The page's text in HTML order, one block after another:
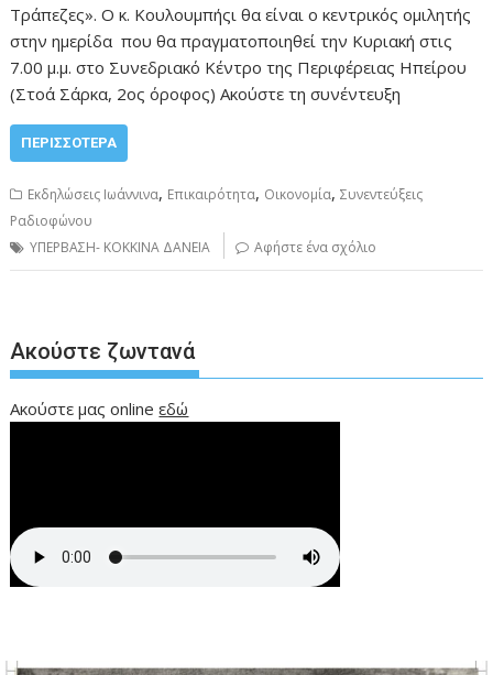
Τράπεζες». Ο κ. Κουλουμπήςι θα είναι ο κεντρικός ομιλητής
στην ημερίδα που θα πραγματοποιηθεί την Κυριακή στις
7.00 μ.μ. στο Συνεδριακό Κέντρο της Περιφέρειας Ηπείρου
(Στοά Σάρκα, 2ος όροφος) Ακούστε τη συνέντευξη
ΠΕΡΙΣΣΌΤΕΡΑ
Εκδηλώσεις Ιωάννινα, Επικαιρότητα, Οικονομία,Συνεντεύξεις
Ραδιοφώνου
ΥΠΕΡΒΑΣΗ- ΚΟΚΚΙΝΑ ΔΑΝΕΙΑ
Αφήστε ένα σχόλιο
Ακούστε ζωντανά
Ακούστε μας onlineεδώ